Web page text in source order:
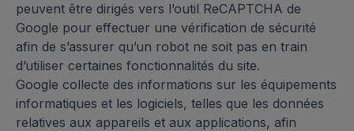
peuvent être dirigés vers l’outil ReCAPTCHA de
Google pour effectuer une vérification de sécurité
afin de s’assurer qu’un robot ne soit pas en train
d’utiliser certaines fonctionnalités du site.
Google collecte des informations sur les équipements
informatiques et les logiciels, telles que les données
relatives aux appareils et aux applications, afin